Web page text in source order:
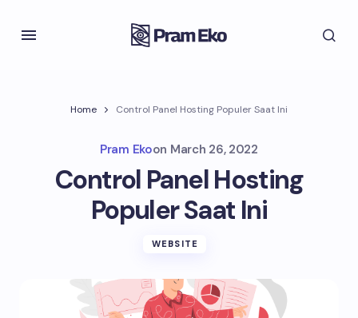
Home Control Panel Hosting Populer Saat Ini
Pram Ekoon March 26, 2022
Control Panel Hosting
Populer Saat Ini
WEBSITE